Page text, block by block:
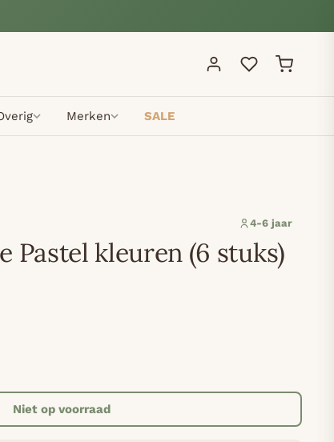
Merken SALE
4-6 jaar
Pastel kleuren (6 stuks)
Niet op voorraad